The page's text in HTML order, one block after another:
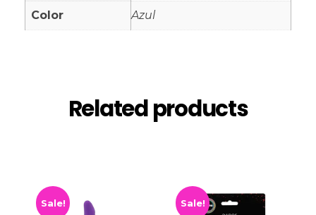
Color
Azul
Related products
Sale! Sale!